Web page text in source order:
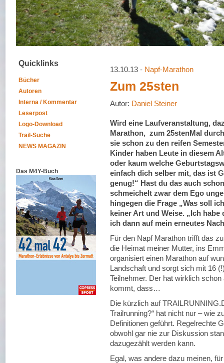
Quicklinks
Bücher
Autoren
Interna / Kommentar
Leserpost
Logo-Download
Trail-Suche
NEWS MAGAZIN
Das M4Y-Buch
13.10.13 - Napf-Marathon
Zum 25sten
Autor: Daniel Steiner
Wird eine Laufveranstaltung,
Marathon, zum 25stenMal
sie schon zu den reifen
Kinder haben Leute in diesem
oder kaum welche
einfach dich selber mit, das ist
genug!“ Hast du das auch
schmeichelt zwar dem Ego
hingegen die Frage „Was soll
keiner Art und Weise. „Ich
ich dann auf mein erneutes
Für den Napf Marathon trifft das
die Heimat meiner Mutter, ins
organisiert einen Marathon auf
Landschaft und sorgt sich mit 16
Teilnehmer. Der hat wirklich
kommt, dass…
Die kürzlich auf
Trailrunning?“ hat nicht nur – wie
Definitionen geführt. Regelrechte
obwohl gar nie zur Diskussion
dazugezählt werden kann.
Egal, was andere dazu meinen,